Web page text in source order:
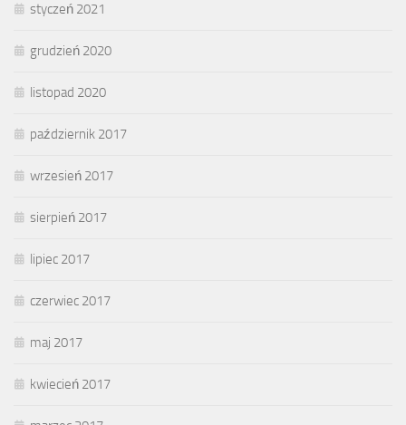
styczeń 2021
grudzień 2020
listopad 2020
październik 2017
wrzesień 2017
sierpień 2017
lipiec 2017
czerwiec 2017
maj 2017
kwiecień 2017